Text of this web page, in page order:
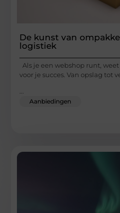
De kunst van
logistiek
Als je een webshop runt,
voor je succes. Van opslag tot
Aanbiedingen